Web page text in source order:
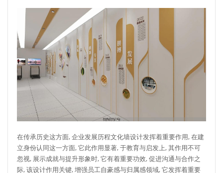
在传承历史这方面, 企业发展历程文化墙设计发挥着重要作用, 在建
立身份认同这一方面, 它此作用显著, 于教育与启发上, 其作用不可
忽视, 展示成就与提升形象时, 它有着重要功效, 促进沟通与合作之
际, 该设计作用关键, 增强员工自豪感与归属感领域, 它发挥着重要